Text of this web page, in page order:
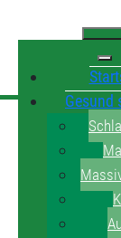
Gesund